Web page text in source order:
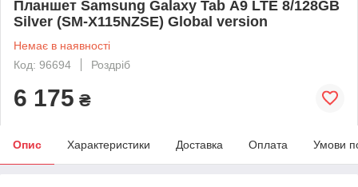
Планшет Samsung Galaxy Tab А9 LTE 8/128GB
Silver (SM-X115NZSE) Global version
Немає в наявності
Код: 96694
Роздріб
6 175 ₴
Опис Характеристики Доставка Оплата Умови